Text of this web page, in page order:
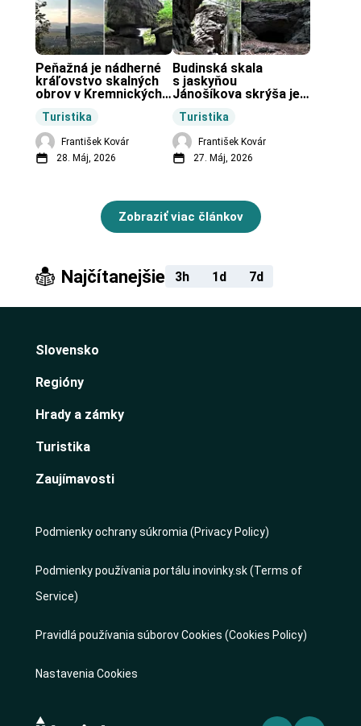
Turistika
Peňažná je nádherné
kráľovstvo skalných
obrov v Kremnických
František Kovár
28. Máj, 2026
Turistika
Budinská skala
s jaskyňou
Jánošíkova skrýša je
obci Budiná.
František Kovár
27. Máj, 2026
Zobraziť viac článkov
Najčítanejšie 3h 1d 7d
Slovensko
Regióny
Hrady a zámky
Turistika
Zaujímavosti
Podmienky ochrany súkromia (Privacy Policy)
Podmienky používania portálu inovinky.sk (Terms of
Service)
Pravidlá používania súborov Cookies (Cookies Policy)
Nastavenia Cookies